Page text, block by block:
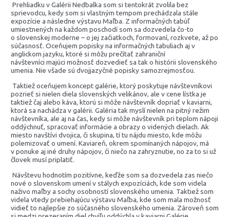
Prehliadku v Galérii Nedbalka som si tentokrát zvolila bez
sprievodcu, kedy som si vlastným tempom prechádzala stále
expozície a následne výstavu Maľba. Z informačných tabúľ
umiestnených na každom poschodí som sa dozvedela čo-to
o slovenskej moderne – o jej začiatkoch, formovaní, rozkvete, až po
súčasnosť. Oceňujem popisky na informačných tabuliach aj v
anglickom jazyku, ktoré si môžu prečítať zahraniční
návštevníci majúci možnosť dozvedieť sa tak o histórii slovenského
umenia. Nie všade sú dvojjazyčné popisky samozrejmosťou.
Taktiež oceňujem koncept galérie, ktorý poskytuje návštevníkovi
pozrieť si nielen diela slovenských velikánov, ale v cene lístka je
taktiež čaj alebo káva, ktorú si môže návštevník dopriať v kaviarni,
ktorá sa nachádza v galérii. Galéria tak myslí nielen na pitný režim
návštevníka, ale aj na čas, kedy si môže návštevník pri teplom nápoji
oddýchnuť, spracovať informácie a obrazy o videných dielach. Ak
miesto navštívi dvojica, či skupina, tí tu nájdu miesto, kde môžu
polemizovať o umení. Kaviareň, okrem spomínaných nápojov, má
v ponuke aj iné druhy nápojov, či niečo na zahryznutie, no za to si už
človek musí priplatiť.
Návštevu hodnotím pozitívne, keďže som sa dozvedela zas niečo
nové o slovenskom umení v stálych expozíciách, kde som videla
naživo maľby a sochy osobností slovenského umenia. Taktiež som
videla vtedy prebiehajúcu výstavu Maľba, kde som mala možnosť
vidieť to najlepšie zo súčasného slovenského umenia. Zároveň som